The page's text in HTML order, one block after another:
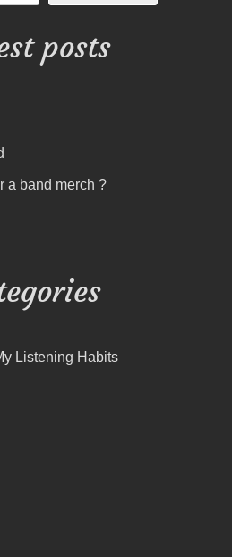
posts
a band merch ?
Listening Habits